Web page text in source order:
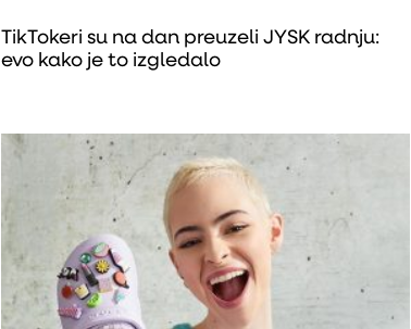
TikTokeri su na dan preuzeli JYSK radnju:
evo kako je to izgledalo